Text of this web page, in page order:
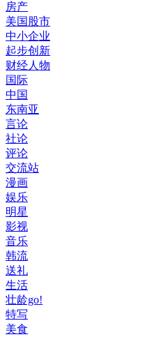
房产
美国股市
中小企业
起步创新
财经人物
国际
中国
东南亚
言论
社论
评论
交流站
漫画
娱乐
明星
影视
音乐
韩流
送礼
生活
壮龄go!
特写
美食